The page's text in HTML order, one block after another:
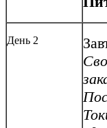
День 2